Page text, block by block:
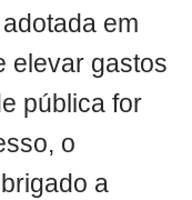
em
elevar gastos
pública for
o
a